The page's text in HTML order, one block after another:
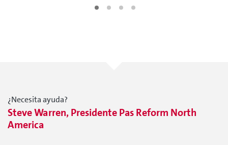
¿Necesita ayuda?
Steve Warren, Presidente Pas Reform North
America